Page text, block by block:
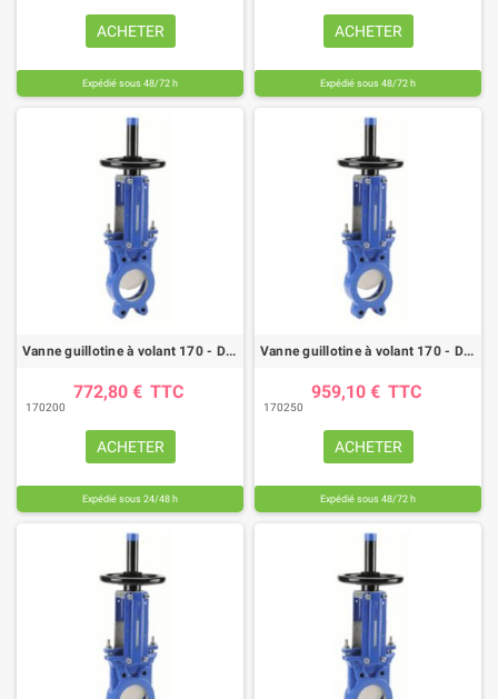
ACHETER
Expédié sous 48/72 h
ACHETER
Expédié sous 48/72 h
Vanne guillotine à volant 170 - DN 200mm - FTE/NBR - GN10
772,80 € TTC
170200
ACHETER
Expédié sous 24/48 h
Vanne guillotine à volant 170 - DN 250mm - FTE/NBR - GN10
959,10 € TTC
170250
ACHETER
Expédié sous 48/72 h